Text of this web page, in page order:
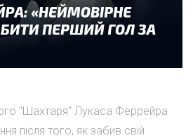
"Шахтаря" Лукаса Феррейра
після того, як забив свій